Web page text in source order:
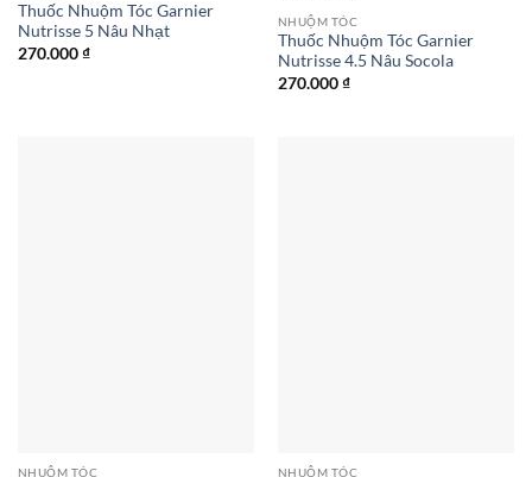
Thuốc Nhuộm Tóc Garnier
Nutrisse 5 Nâu Nhạt
270.000₫
NHUỘM TÓC
Thuốc Nhuộm Tóc Garnier
Nutrisse 4.5 Nâu Socola
270.000₫
NHUỘM TÓC NHUỘM TÓC